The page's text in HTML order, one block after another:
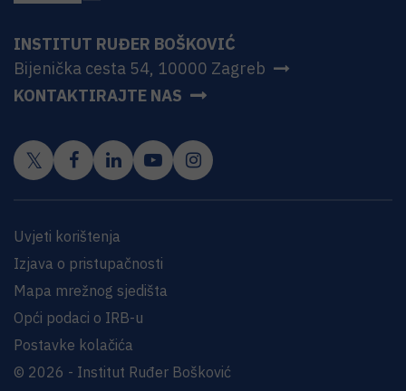
INSTITUT RUĐER BOŠKOVIĆ
Bijenička cesta 54, 10000 Zagreb
KONTAKTIRAJTE NAS
Uvjeti korištenja
Izjava o pristupačnosti
Mapa mrežnog sjedišta
Opći podaci o IRB-u
Postavke kolačića
© 2026 - Institut Ruđer Bošković